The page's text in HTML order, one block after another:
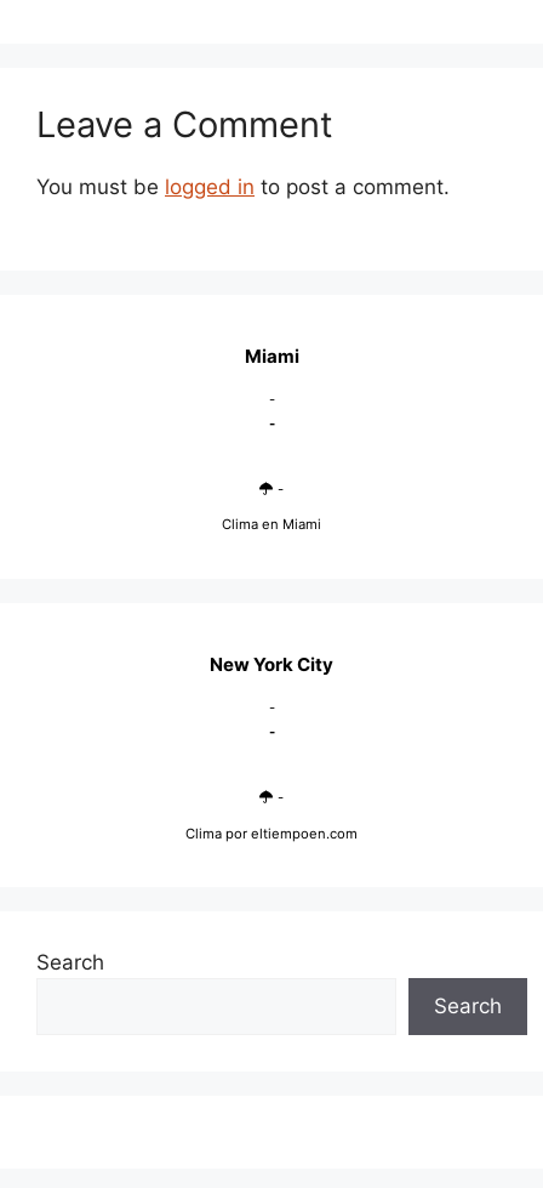
Leave a Comment
You must be logged in to post a comment.
Miami
-
-
-
Clima en Miami
New York City
-
-
-
Clima por eltiempoen.com
Search
Search